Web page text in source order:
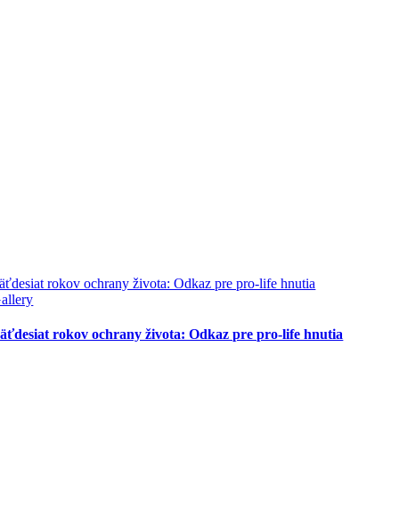
rokov ochrany života: Odkaz pre pro-life hnutia
rokov ochrany života: Odkaz pre pro-life hnutia